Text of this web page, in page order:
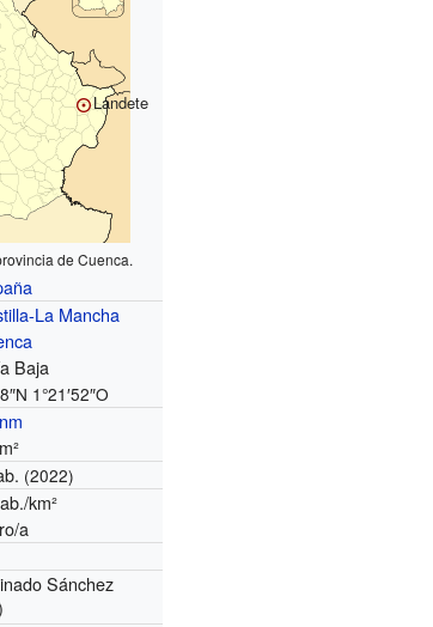
Landete
de Cuenca.
La Mancha
Baja
1°21′52″O
(2022)
km²
a
Sánchez